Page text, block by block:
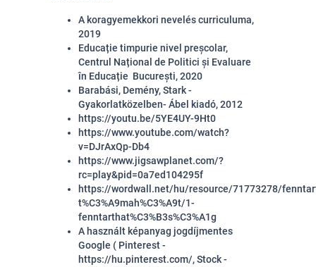
A koragyemekkori nevelés curriculuma,
2019
Educație timpurie nivel preșcolar,
Centrul Național de Politici și Evaluare
în Educație București, 2020
Barabási, Demény, Stark -
Gyakorlatközelben- Ábel kiadó, 2012
https://youtu.be/5YE4UY-9Ht0
https://www.youtube.com/watch?
v=DJrAxQp-Db4
https://www.jigsawplanet.com/?
rc=play&pid=0a7ed104295f
https://wordwall.net/hu/resource/71773278/
t%C3%A9mah%C3%A9t/1-
fenntarthat%C3%B3s%C3%A1g
A használt képanyag jogdíjmentes
Google ( Pinterest -
https://hu.pinterest.com/, Stock -